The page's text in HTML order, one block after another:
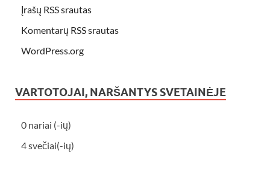
Įrašų RSS srautas
Komentarų RSS srautas
WordPress.org
VARTOTOJAI, NARŠANTYS SVETAINĖJE
0 nariai (-ių)
4 svečiai(-ių)